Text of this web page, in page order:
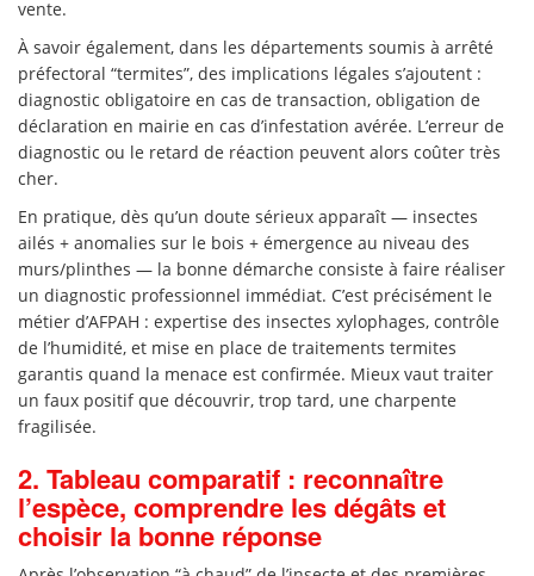
vente.
À savoir également, dans les départements soumis à arrêté
préfectoral “termites”, des implications légales s’ajoutent :
diagnostic obligatoire en cas de transaction, obligation de
déclaration en mairie en cas d’infestation avérée. L’erreur de
diagnostic ou le retard de réaction peuvent alors coûter très
cher.
En pratique, dès qu’un doute sérieux apparaît — insectes
ailés + anomalies sur le bois + émergence au niveau des
murs/plinthes — la bonne démarche consiste à faire réaliser
un diagnostic professionnel immédiat. C’est précisément le
métier d’AFPAH : expertise des insectes xylophages, contrôle
de l’humidité, et mise en place de traitements termites
garantis quand la menace est confirmée. Mieux vaut traiter
un faux positif que découvrir, trop tard, une charpente
fragilisée.
2. Tableau comparatif : reconnaître
l’espèce, comprendre les dégâts et
choisir la bonne réponse